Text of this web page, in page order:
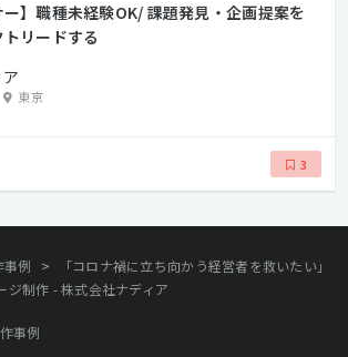
ー】職種未経験OK/ 課題発見・企画提案を
リードする
東京
3
事例 >
「コロナ禍に立ち向かう経営者を救いたい」
ジ制作 - 株式会社ナディア
事例